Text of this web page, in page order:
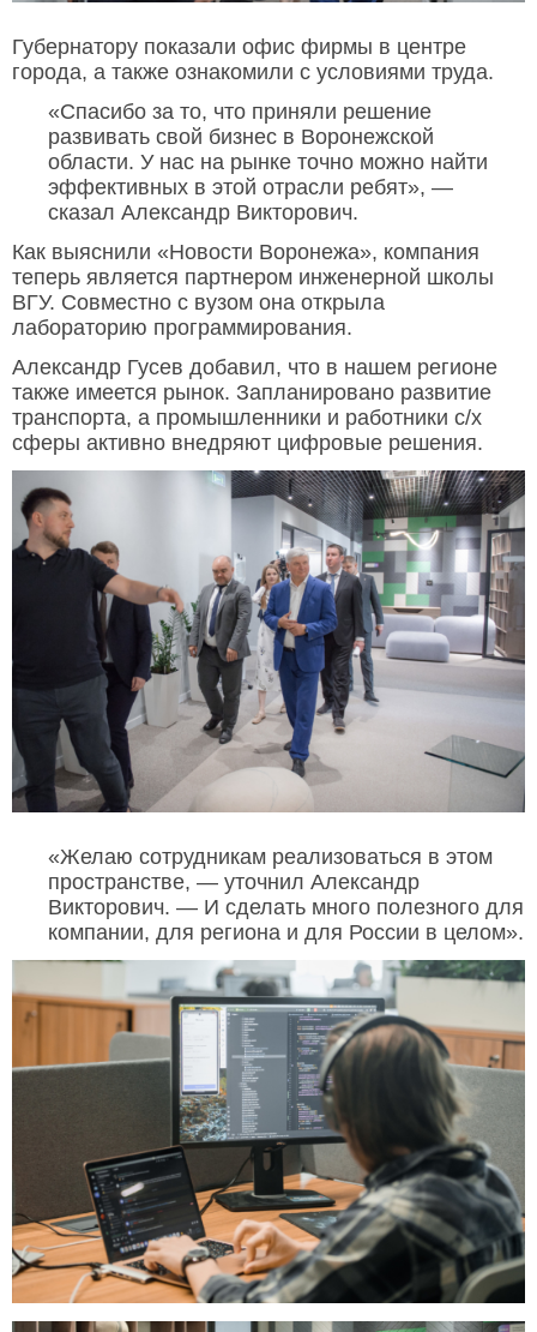
Губернатору показали офис фирмы в центре
города, а также ознакомили с условиями труда.
«Спасибо за то, что приняли решение
развивать свой бизнес в Воронежской
области. У нас на рынке точно можно найти
эффективных в этой отрасли ребят», —
сказал Александр Викторович.
Как выяснили «Новости Воронежа», компания
теперь является партнером инженерной школы
ВГУ. Совместно с вузом она открыла
лабораторию программирования.
Александр Гусев добавил, что в нашем регионе
также имеется рынок. Запланировано развитие
транспорта, а промышленники и работники с/х
сферы активно внедряют цифровые решения.
«Желаю сотрудникам реализоваться в этом
пространстве, — уточнил Александр
Викторович. — И сделать много полезного для
компании, для региона и для России в целом».